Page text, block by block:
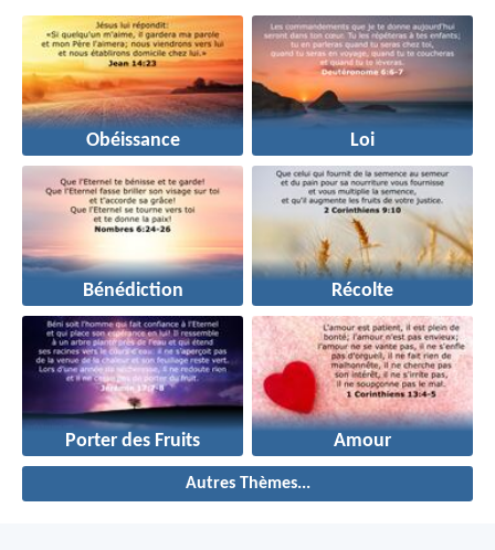
Obéissance Loi
Bénédiction Récolte
Porter des Fruits Amour
Autres Thèmes...